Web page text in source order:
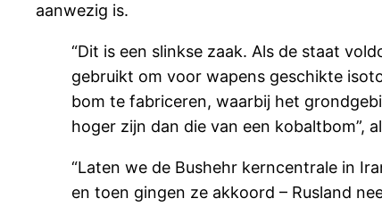
aanwezig is.
“Dit is een slinkse zaak. Als de staat
gebruikt om voor wapens geschikte
bom te fabriceren, waarbij het
hoger zijn dan die van een kobaltbom”,
“Laten we de Bushehr kerncentrale in
en toen gingen ze akkoord – Rusland